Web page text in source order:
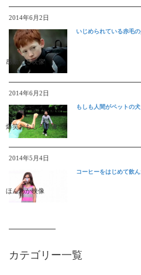
2014年6月2日
感動する映像
いじめられている赤毛
2014年6月2日
爆笑おもしろ映像
もしも人間がペットの
2014年5月4日
ほんわか映像
コーヒーをはじめて飲
カテゴリー一覧